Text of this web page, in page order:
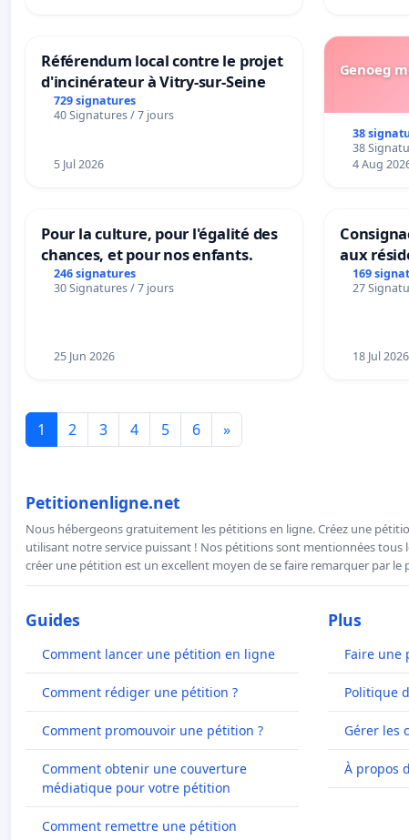
Référendum local contre le projet
d'incinérateur à Vitry-sur-Seine
729 signatures
40 Signatures / 7 jours
5 Jul 2026
Genoeg
38
38
4 Aug
Pour la culture, pour l'égalité des
chances, et pour nos enfants.
246 signatures
30 Signatures / 7 jours
25 Jun 2026
aux
169
27
18 Jul 2026
1 2 3 4 5 6 »
Petitionenligne.net
Nous hébergeons gratuitement les pétitions en ligne. Créez une
utilisant notre service puissant ! Nos pétitions sont mentionnées tous
créer une pétition est un excellent moyen de se faire remarquer par le
Guides
Comment lancer une pétition en ligne
Comment rédiger une pétition ?
Comment promouvoir une pétition ?
Comment obtenir une couverture
médiatique pour votre pétition
Comment remettre une pétition
Plus
Faire une
Politique
Gérer les
À propos